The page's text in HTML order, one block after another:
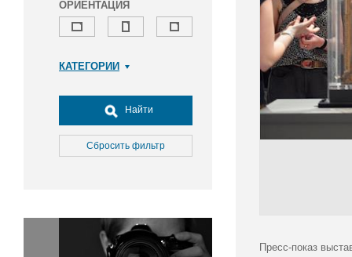
ОРИЕНТАЦИЯ
КАТЕГОРИИ
Досуг, туризм и отдых
Культура
Медицина
Окружающая среда
Политика
Найти
Сбросить фильтр
Пресс-показ